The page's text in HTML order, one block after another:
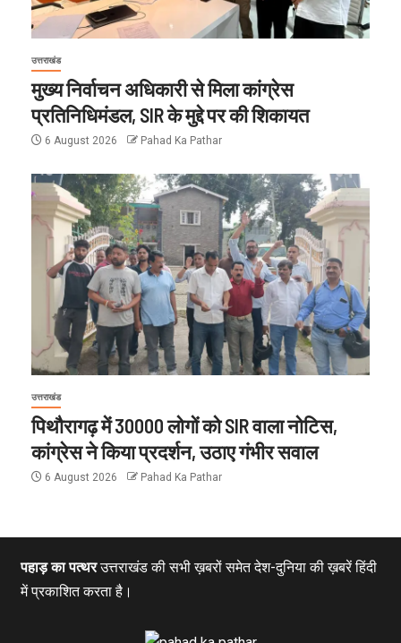
उत्तराखंड
मुख्य निर्वाचन अधिकारी से मिला कांग्रेस
प्रतिनिधिमंडल, SIR के मुद्दे पर की शिकायत
6 August 2026 Pahad Ka Pathar
उत्तराखंड
पिथौरागढ़ में 30000 लोगों को SIR वाला नोटिस,
कांग्रेस ने किया प्रदर्शन, उठाए गंभीर सवाल
6 August 2026 Pahad Ka Pathar
पहाड़ का पत्थरउत्तराखंड की सभी ख़बरों समेत देश-दुनिया की ख़बरें हिंदी
में प्रकाशित करता है।